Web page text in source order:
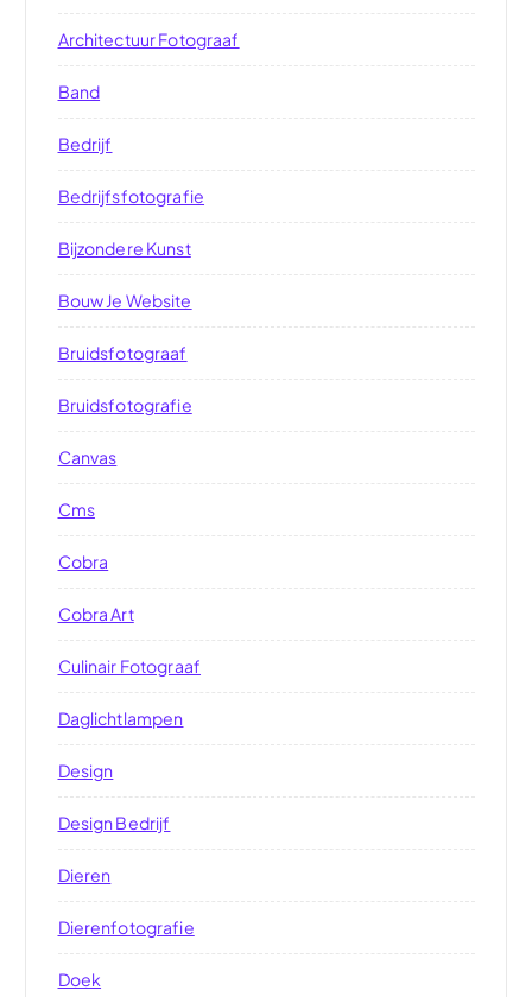
Architectuur Fotograaf
Band
Bedrijf
Bedrijfsfotografie
Bijzondere Kunst
Bouw Je Website
Bruidsfotograaf
Bruidsfotografie
Canvas
Cms
Cobra
Cobra Art
Culinair Fotograaf
Daglichtlampen
Design
Design Bedrijf
Dieren
Dierenfotografie
Doek